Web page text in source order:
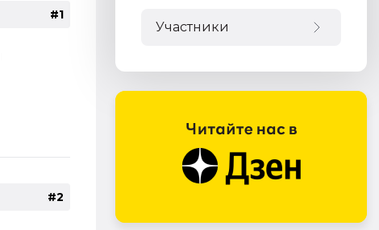
#1
#2
Участники